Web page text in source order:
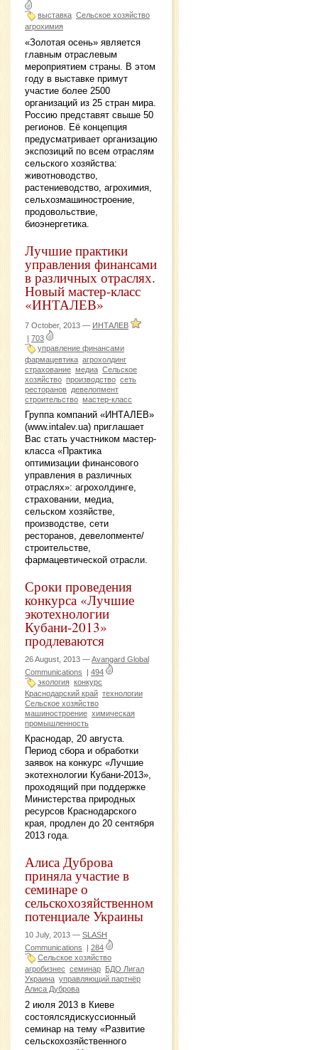
выставка Сельское хозяйство
агрохимия
«Золотая осень» является
главным отраслевым
мероприятием страны. В этом
году в выставке примут
участие более 2500
организаций из 25 стран мира.
Россию представят свыше 50
регионов. Её концепция
предусматривает организацию
экспозиций по всем отраслям
сельского хозяйства:
животноводство,
растениеводство, агрохимия,
сельхозмашиностроение,
продовольствие,
биоэнергетика.
Лучшие практики
управления финансами
в различных отраслях.
Новый мастер-класс
«ИНТАЛЕВ»
7 October, 2013 — ИНТАЛЕВ
| 703
управление финансами
фармацевтика агрохолдинг
страхование медиа Сельское
хозяйство производство сеть
ресторанов девелопмент
строительство мастер-класс
Группа компаний «ИНТАЛЕВ»
(www.intalev.ua) приглашает
Вас стать участником мастер-
класса «Практика
оптимизации финансового
управления в различных
отраслях»: агрохолдинге,
страховании, медиа,
сельском хозяйстве,
производстве, сети
ресторанов, девелопменте/
строительстве,
фармацевтической отрасли.
Сроки проведения
конкурса «Лучшие
экотехнологии
Кубани-2013»
продлеваются
26 August, 2013 —Avangard Global
Communications | 494
экология конкурс
Краснодарский край технологии
Сельское хозяйство
машиностроение химическая
промышленность
Краснодар, 20 августа.
Период сбора и обработки
заявок на конкурс «Лучшие
экотехнологии Кубани-2013»,
проходящий при поддержке
Министерства природных
ресурсов Краснодарского
края, продлен до 20 сентября
2013 года.
Алиса Дуброва
приняла участие в
семинаре о
сельскохозяйственном
потенциале Украины
10 July, 2013 — SLASH
Communications
284
Сельское хозяйство
агробизнес семинар
БДО Лигал
Украина управляющий партнёр
Алиса Дуброва
2 июля 2013 в Киеве
состоялсядискуссионный
семинар на тему «Развитие
сельскохозяйственного